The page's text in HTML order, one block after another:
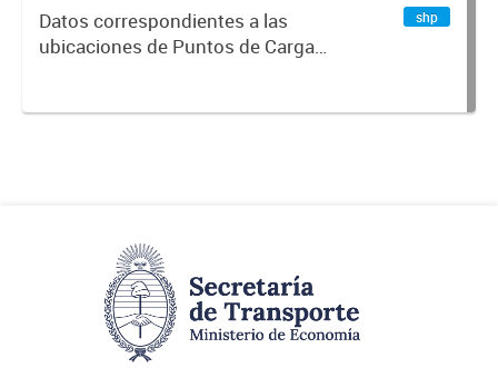
Datos correspondientes a las
ubicaciones de Puntos de Carga
shp